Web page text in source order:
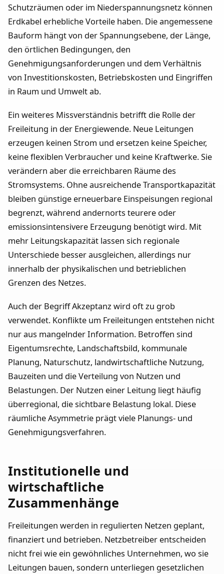
Schutzräumen oder im Niederspannungsnetz können
Erdkabel erhebliche Vorteile haben. Die angemessene
Bauform hängt von der Spannungsebene, der Länge,
den örtlichen Bedingungen, den
Genehmigungsanforderungen und dem Verhältnis
von Investitionskosten, Betriebskosten und Eingriffen
in Raum und Umwelt ab.
Ein weiteres Missverständnis betrifft die Rolle der
Freileitung in der Energiewende. Neue Leitungen
erzeugen keinen Strom und ersetzen keine Speicher,
keine flexiblen Verbraucher und keine Kraftwerke. Sie
verändern aber die erreichbaren Räume des
Stromsystems. Ohne ausreichende Transportkapazität
bleiben günstige erneuerbare Einspeisungen regional
begrenzt, während andernorts teurere oder
emissionsintensivere Erzeugung benötigt wird. Mit
mehr Leitungskapazität lassen sich regionale
Unterschiede besser ausgleichen, allerdings nur
innerhalb der physikalischen und betrieblichen
Grenzen des Netzes.
Auch der Begriff Akzeptanz wird oft zu grob
verwendet. Konflikte um Freileitungen entstehen nicht
nur aus mangelnder Information. Betroffen sind
Eigentumsrechte, Landschaftsbild, kommunale
Planung, Naturschutz, landwirtschaftliche Nutzung,
Bauzeiten und die Verteilung von Nutzen und
Belastungen. Der Nutzen einer Leitung liegt häufig
überregional, die sichtbare Belastung lokal. Diese
räumliche Asymmetrie prägt viele Planungs- und
Genehmigungsverfahren.
Institutionelle und
wirtschaftliche
Zusammenhänge
Freileitungen werden in regulierten Netzen geplant,
finanziert und betrieben. Netzbetreiber entscheiden
nicht frei wie ein gewöhnliches Unternehmen, wo sie
Leitungen bauen, sondern unterliegen gesetzlichen